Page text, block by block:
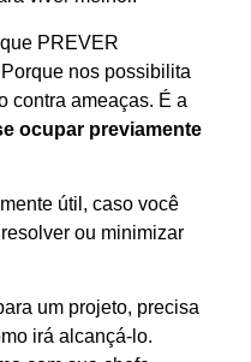
PREVER
nos possibilita
contra ameaças. É a
ocupar previamente
útil, caso você
ou minimizar
um projeto, precisa
irá alcançá-lo.